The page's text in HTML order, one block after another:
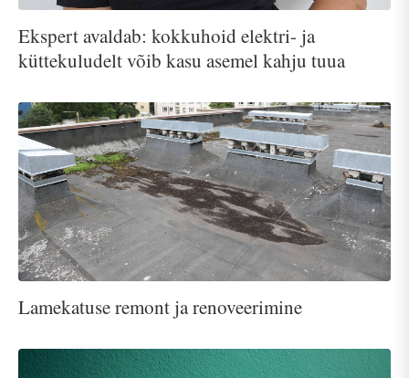
Ekspert avaldab: kokkuhoid elektri- ja
küttekuludelt võib kasu asemel kahju tuua
Lamekatuse remont ja renoveerimine